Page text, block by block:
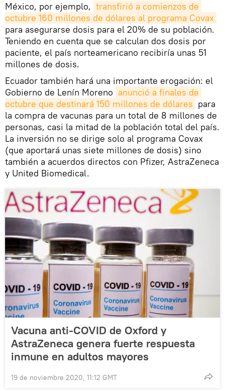
México, por ejemplo, transfirió a comienzos de
octubre 160 millones de dólares al programa Covax
para asegurarse dosis para el 20% de su población.
Teniendo en cuenta que se calculan dos dosis por
paciente, el país norteamericano recibiría unas 51
millones de dosis.
Ecuador también hará una importante erogación: el
Gobierno de Lenín Moreno anunció a finales de
octubre que destinará 150 millones de dólares para
la compra de vacunas para un total de 8 millones de
personas, casi la mitad de la población total del país.
La inversión no se dirige solo al programa Covax
(que aportará unas siete millones de dosis) sino
también a acuerdos directos con Pfizer, AstraZeneca
y United Biomedical.
Vacuna anti-COVID de Oxford y
AstraZeneca genera fuerte respuesta
inmune en adultos mayores
19 de noviembre 2020, 11:12 GMT